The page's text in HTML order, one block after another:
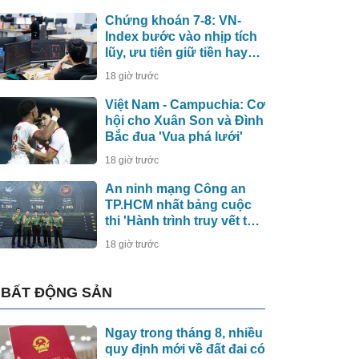
Chứng khoán 7-8: VN-
Index bước vào nhịp tích
lũy, ưu tiên giữ tiền hay
cổ phiếu?
18 giờ trước
Việt Nam - Campuchia: Cơ
hội cho Xuân Son và Đình
Bắc đua 'Vua phá lưới'
18 giờ trước
An ninh mạng Công an
TP.HCM nhất bảng cuộc
thi 'Hành trình truy vết tội
phạm mạng'
18 giờ trước
BẤT ĐỘNG SẢN
Ngay trong tháng 8, nhiều
quy định mới về đất đai có